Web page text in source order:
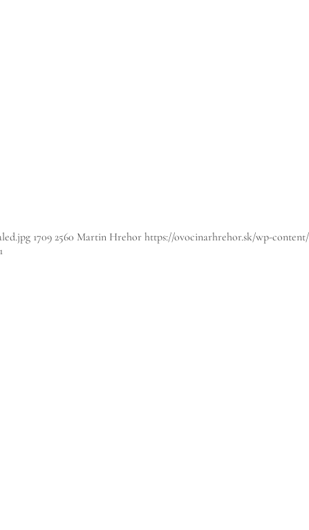
1709 2560 Martin Hrehor https://ovocinarhrehor.sk/wp-